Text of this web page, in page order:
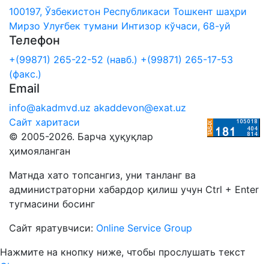
100197, Ўзбекистон Республикаси Тошкент шаҳри
Мирзо Улуғбек тумани Интизор кўчаси, 68-уй
Телефон
+(99871) 265-22-52 (навб.) +(99871) 265-17-53
(факс.)
Email
info@akadmvd.uz akaddevon@exat.uz
Сайт харитаси
© 2005-2026. Барча ҳуқуқлар
ҳимояланган
Матнда хато топсангиз, уни танланг ва
администраторни хабардор қилиш учун Ctrl + Enter
тугмасини босинг
Сайт яратувчиси: Online Service Group
Нажмите на кнопку ниже, чтобы прослушать текст